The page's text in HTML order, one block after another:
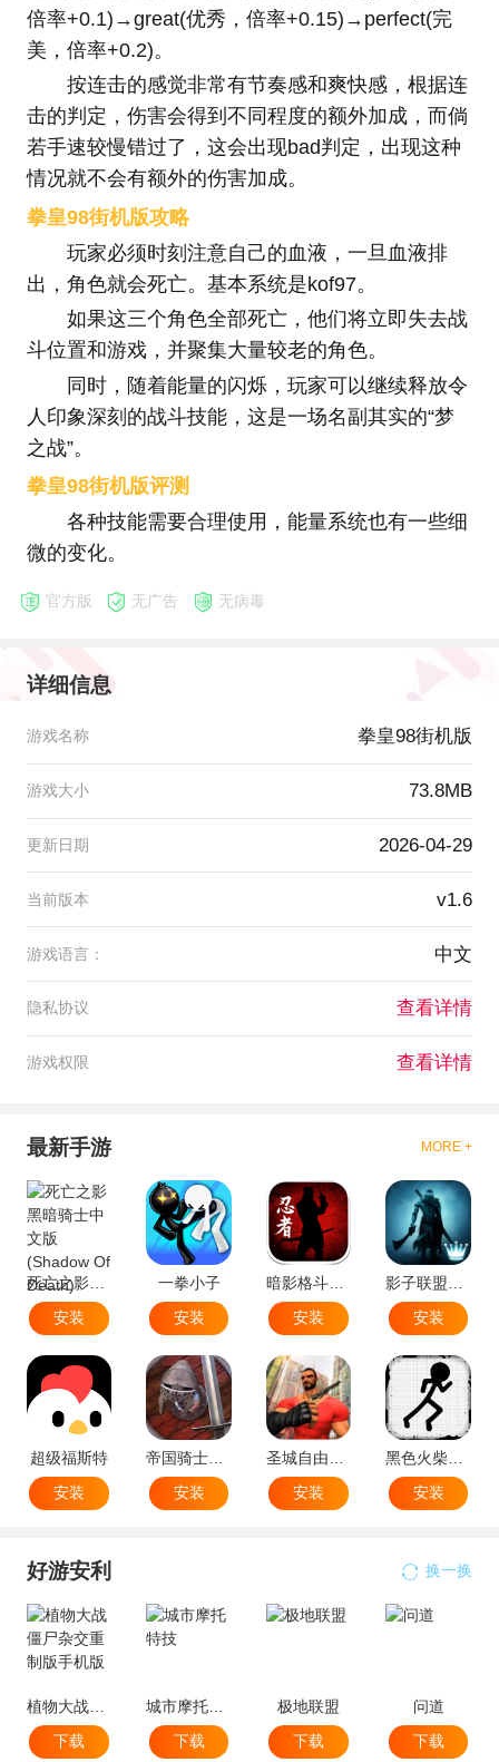
倍率+0.1)→great(优秀，倍率+0.15)→perfect(完
美，倍率+0.2)。
按连击的感觉非常有节奏感和爽快感，根据连
击的判定，伤害会得到不同程度的额外加成，而倘
若手速较慢错过了，这会出现bad判定，出现这种
情况就不会有额外的伤害加成。
拳皇98街机版攻略
玩家必须时刻注意自己的血液，一旦血液排
出，角色就会死亡。基本系统是kof97。
如果这三个角色全部死亡，他们将立即失去战
斗位置和游戏，并聚集大量较老的角色。
同时，随着能量的闪烁，玩家可以继续释放令
人印象深刻的战斗技能，这是一场名副其实的“梦
之战”。
拳皇98街机版评测
各种技能需要合理使用，能量系统也有一些细
微的变化。
官方版 无广告 无病毒
详细信息
游戏名称 拳皇98街机版
游戏大小 73.8MB
更新日期 2026-04-29
当前版本 v1.6
游戏语言： 中文
隐私协议 查看详情
游戏权限 查看详情
最新手游 MORE +
死亡之影黑暗骑士中文版(Shadow Of Death)
安装
一拳小子
安装
暗影格斗忍者世界
安装
安装
超级福斯特
安装
帝国骑士之战
安装
圣城自由驰骋
安装
黑色火柴人跑酷
安装
好游安利 换一换
植物大战僵尸杂交重制版手机版
下载
下载
极地联盟
下载
问道
下载